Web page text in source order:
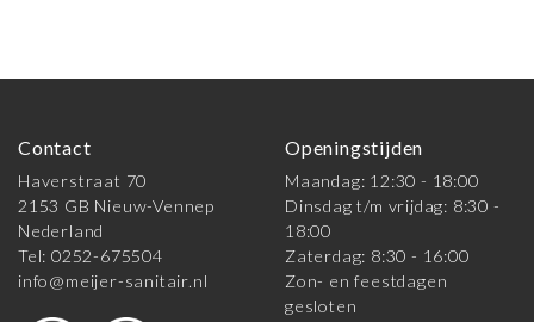
Contact
Haverstraat 70
2153 GB Nieuw-Vennep
Nederland
Tel: 0252-675504
info@meijer-sanitair.nl
Openingstijden
Maandag: 12:30 - 18:00
Dinsdag t/m vrijdag: 8:30 -
18:00
Zaterdag: 8:30 - 16:00
Zon- en feestdagen
gesloten